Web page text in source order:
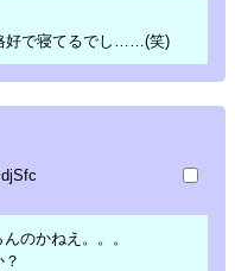
好で寝てるでし……(笑)
のかねえ。。。